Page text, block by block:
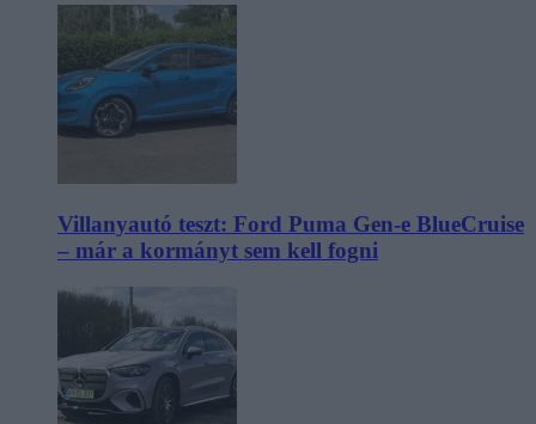
Villanyautó teszt: Ford Puma Gen-e BlueCruise
– már a kormányt sem kell fogni